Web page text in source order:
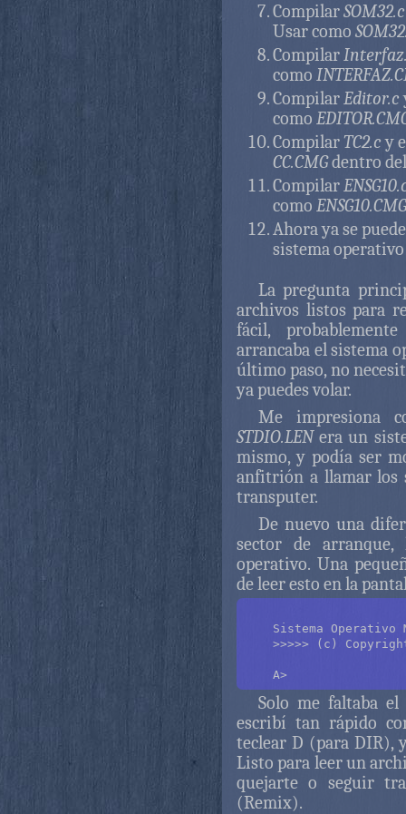
CompilarSOM32.c
Usar como
Compilar
como
CompilarEditor.c
como
CompilarTC2.cy
CC.CMGdentro del
Compilar
como ENSG10.CMG
Ahora ya se
sistema
La pregunta
archivos listos para
fácil,
arrancaba el sistema
último paso, no
ya puedes volar.
Me impresiona
STDIO.LENera un
mismo, y podía ser
anfitrión a llamar los
transputer.
De nuevo una
sector de
operativo. Una
de leer esto en la
Sistema
>>>>> (c)
Solo me faltaba
escribí tan rápido
teclear D (para DIR),
Listo para leer un
quejarte o seguir
(Remix).